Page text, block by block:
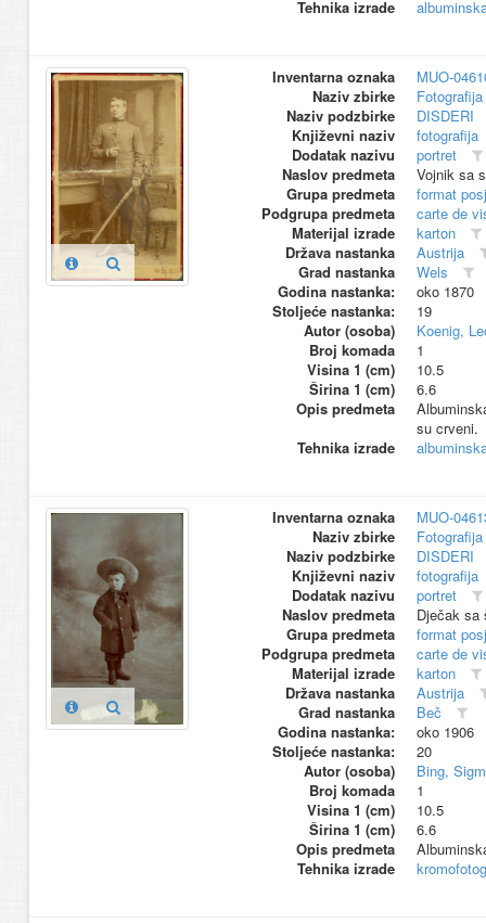
Tehnika izrade
Inventarna oznaka
MUO-
Naziv zbirke
Naziv podzbirke
DISDERI
Književni naziv
fotografija
Dodatak nazivu
portret
Naslov predmeta
Vojnik sa
Grupa predmeta
format
Podgrupa predmeta
carte de
Materijal izrade
karton
Država nastanka
Austrija
Grad nastanka
Wels
Godina nastanka:
oko 1870
Stoljeće nastanka:
19
Autor (osoba)
Koenig,
Broj komada
1
Visina 1 (cm)
10.5
Širina 1 (cm)
6.6
Opis predmeta
su crveni.
Tehnika izrade
Inventarna oznaka
MUO-
Naziv zbirke
Naziv podzbirke
DISDERI
Književni naziv
fotografija
Dodatak nazivu
portret
Naslov predmeta
Dječak sa
Grupa predmeta
format
Podgrupa predmeta
carte de
Materijal izrade
karton
Država nastanka
Austrija
Grad nastanka
Beč
Godina nastanka:
oko 1906
Stoljeće nastanka:
20
Autor (osoba)
Bing,
Broj komada
1
Visina 1 (cm)
10.5
Širina 1 (cm)
6.6
Opis predmeta
Tehnika izrade